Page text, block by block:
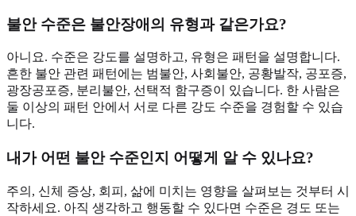
불안 수준은 불안장애의 유형과 같은가요?
아니요. 수준은 강도를 설명하고, 유형은 패턴을 설명합니다.
흔한 불안 관련 패턴에는 범불안, 사회불안, 공황발작, 공포증,
광장공포증, 분리불안, 선택적 함구증이 있습니다. 한 사람은
둘 이상의 패턴 안에서 서로 다른 강도 수준을 경험할 수 있습
니다.
내가 어떤 불안 수준인지 어떻게 알 수 있나요?
주의, 신체 증상, 회피, 삶에 미치는 영향을 살펴보는 것부터 시
작하세요. 아직 생각하고 행동할 수 있다면 수준은 경도 또는